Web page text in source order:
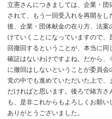
立憲さんにつきましては、企業・
されて、もう一回受入れを再開を
後、企業・団体献金の在り方、法
けていくことになっていますので
回撤回するということが、本当に
確証はないわけですよね。だから、
に撤回はしないということが委員
党の中でも進めていただいた上で
だければと思います。後ろで緒方
も、是非これからもよろしくお願い
ありがとうございました。